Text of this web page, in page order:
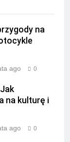
na
ago 0
na kulturę i
ago 0